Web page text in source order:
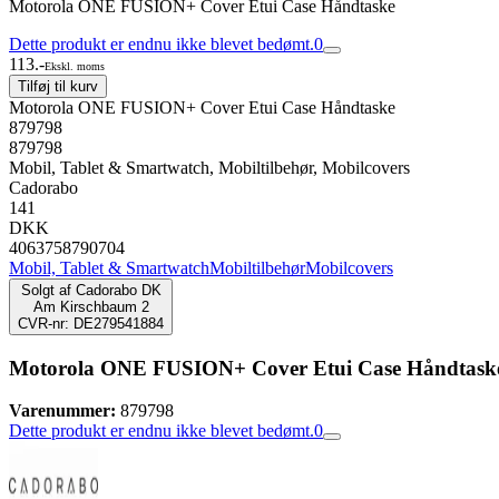
Motorola ONE FUSION+ Cover Etui Case Håndtaske
Dette produkt er endnu ikke blevet bedømt.0
113.-Ekskl. moms
Tilføj til kurv
Motorola ONE FUSION+ Cover Etui Case Håndtaske
879798
879798
Mobil, Tablet & Smartwatch, Mobiltilbehør, Mobilcovers
Cadorabo
141
DKK
4063758790704
Mobil, Tablet & SmartwatchMobiltilbehørMobilcovers
Solgt af Cadorabo DK
Am Kirschbaum 2
CVR-nr: DE279541884
Motorola ONE FUSION+ Cover Etui Case
Varenummer: 879798
Dette produkt er endnu ikke blevet bedømt.0